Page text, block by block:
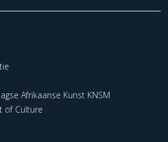
Afrikaanse Kunst KNSM
of Culture